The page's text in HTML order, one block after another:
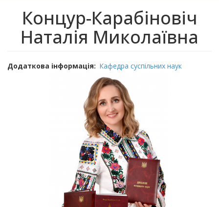
Концур-Карабіновіч
Наталія Миколаївна
Додаткова інформація Кафедра суспільних наук